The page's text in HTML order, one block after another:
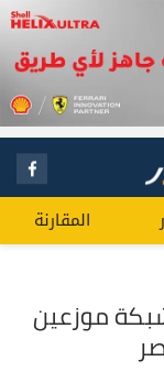
المقارنة
موزعين